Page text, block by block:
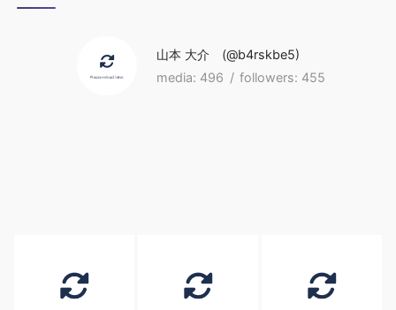
山本 大介
b4rskbe5
496
455